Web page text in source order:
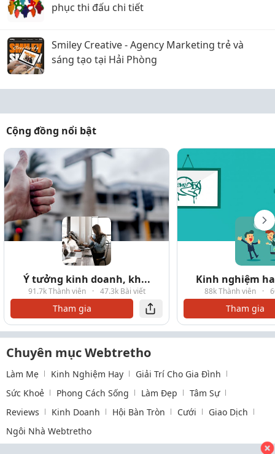
phục thi đấu chi tiết
Smiley Creative - Agency Marketing trẻ và
sáng tạo tại Hải Phòng
Cộng đồng nổi bật
Ý tưởng kinh doanh, kh...
91.7k Thành viên · 47.3k Bài viết
Tham gia
Kinh nghiệm
88k Thành viên ·
Tham gia
Chuyên mục Webtretho
Làm Mẹ Kinh Nghiệm Hay
Giải Trí Cho Gia Đình
Sức Khoẻ
Phong Cách Sống Làm Đẹp
Tâm Sự
Reviews
Kinh Doanh Hội Bàn Tròn Cưới
Giao Dịch
Ngôi Nhà Webtretho